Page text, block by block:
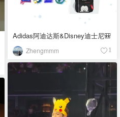
Adidas阿迪达斯&Disney迪士尼🎒
Zhengmmm 1